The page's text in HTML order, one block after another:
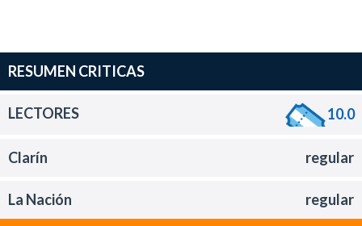
RESUMEN CRITICAS
LECTORES 10.0
Clarín regular
La Nación regular